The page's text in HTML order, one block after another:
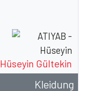
Hüseyin Gültekin
Kleidung